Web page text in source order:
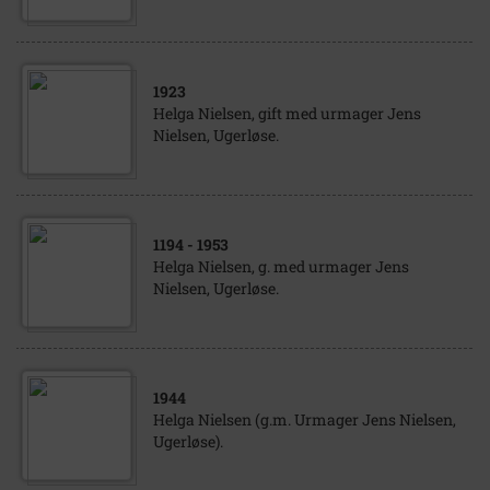
1923
Helga Nielsen, gift med urmager Jens
Nielsen, Ugerløse.
1194 - 1953
Helga Nielsen, g. med urmager Jens
Nielsen, Ugerløse.
1944
Helga Nielsen (g.m. Urmager Jens Nielsen,
Ugerløse).